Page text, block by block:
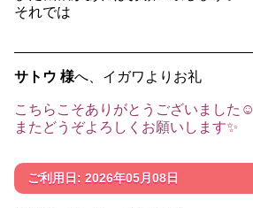
それでは
サトウ 様へ、イガワよりお礼
こちらこそありがとうございました☺️
またどうぞよろしくお願いします✨️
ご利用日: 2026年05月08日